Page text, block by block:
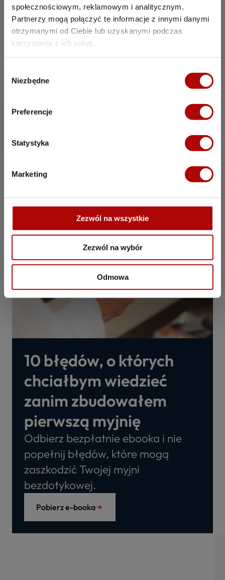
społecznościowym, reklamowym i analitycznym.
Partnerzy mogą połączyć te informacje z innymi danymi
otrzymanymi od Ciebie lub uzyskanymi podczas
korzystania z ich usług.
Niezbędne
Preferencje
Statystyka
Marketing
Zezwól na wszystkie
Zezwól na wybór
Odmowa
Marcin, twórca marki RedConst, to
wizjonerski lider i inspirujący mentor, który
motywuje zespół do realizacji ambitnych
projektów. Jego kreatywność, strategiczne
myślenie i zrozumienie rynku stanowią
10 błędów, o których
chciałbym wiedzieć
zanim zbudowałem
pierwszą myjnię
Odbierz bezpłatnie ebooka i nie
popełnij błędów, które mogą
zaszkodzić Twojej myjni
bezdotykowej.
Pobierz e-booka